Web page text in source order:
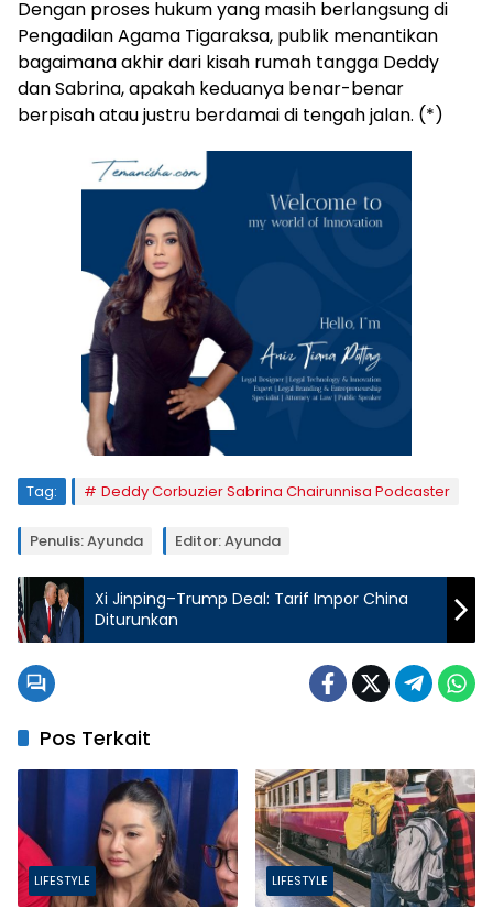
Dengan proses hukum yang masih berlangsung di
Pengadilan Agama Tigaraksa, publik menantikan
bagaimana akhir dari kisah rumah tangga Deddy
dan Sabrina, apakah keduanya benar-benar
berpisah atau justru berdamai di tengah jalan. (*)
Tag: Deddy Corbuzier Sabrina Chairunnisa Podcaster
Penulis: Ayunda Editor: Ayunda
Xi Jinping–Trump Deal: Tarif Impor China
Diturunkan
Pos Terkait
LIFESTYLE LIFESTYLE